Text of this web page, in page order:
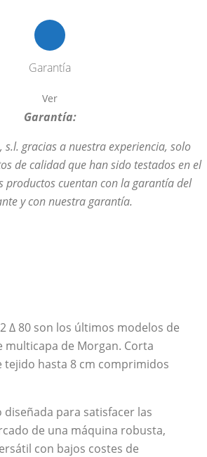
Garantía
Ver
Garantía:
s.l. gracias a nuestra experiencia, solo
de calidad que han sido testados en el
productos cuentan con la garantía del
y con nuestra garantía.
Δ 80 son los últimos modelos de
multicapa de Morgan. Corta
tejido hasta 8 cm comprimidos
diseñada para satisfacer las
de una máquina robusta,
con bajos costes de